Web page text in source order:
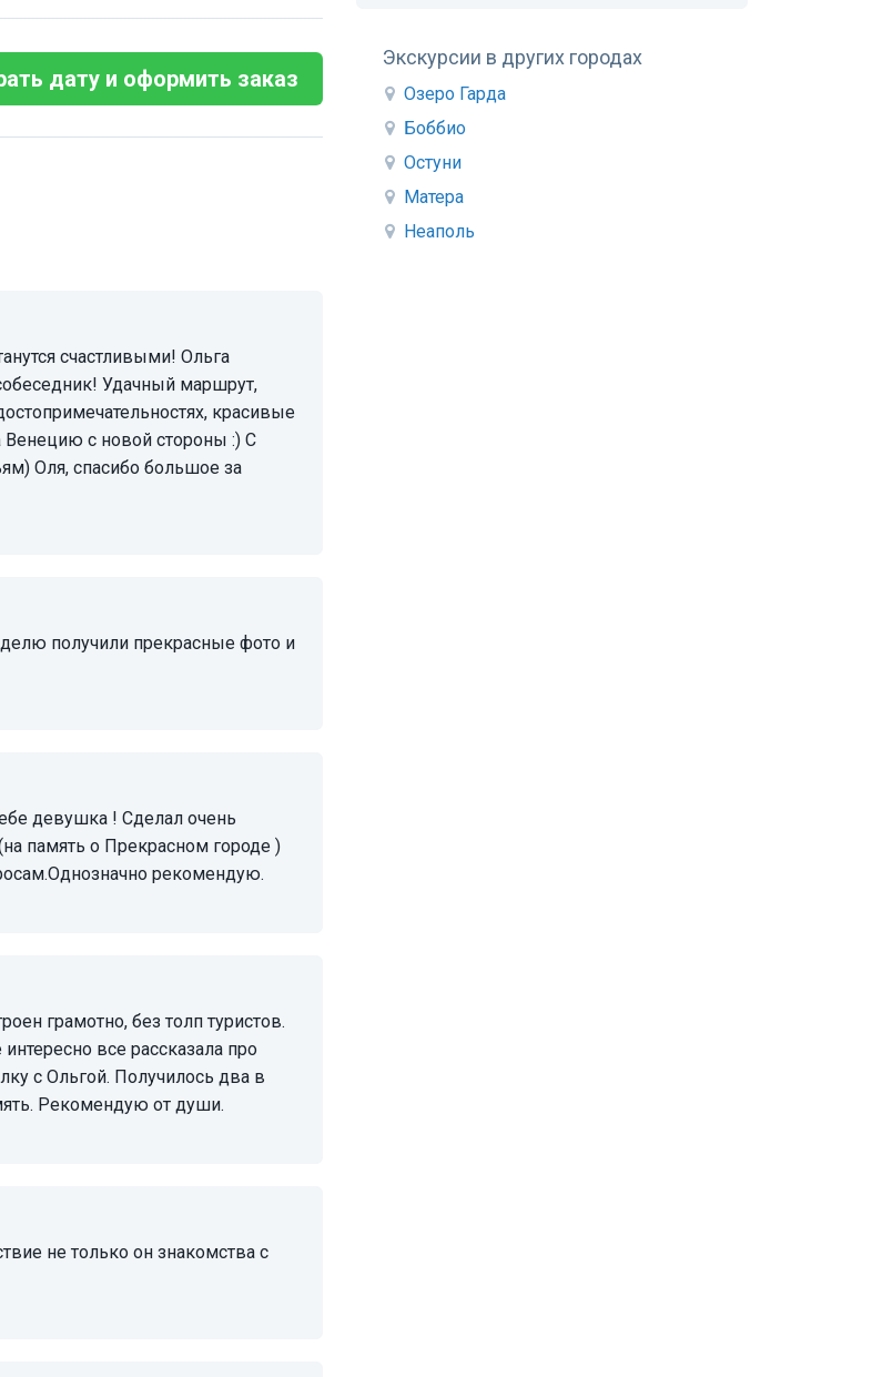
дату и оформить заказ
Удачный маршрут,
красивые
Венецию с новой стороны :) С
Оля, спасибо большое за
память о Прекрасном городе )
рекомендую.
все рассказала про
с Ольгой. Получилось два в
Рекомендую от души.
Экскурсии в других городах
Озеро Гарда
Боббио
Остуни
Матера
Неаполь